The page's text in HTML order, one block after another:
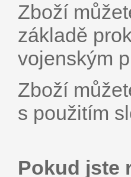
Zboží
základě
vojenským
Zboží
s použitím
Pokud jste